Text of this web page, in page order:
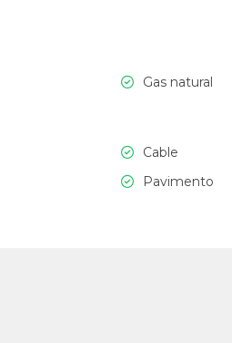
Gas natural
Cable
Pavimento